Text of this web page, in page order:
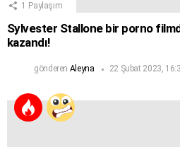
1 Paylaşım
Sylvester Stallone bir porno
kazandı!
gönderen Aleyna 22 Şubat 2023,